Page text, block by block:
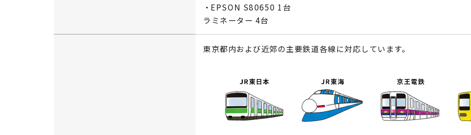
EPSON S80650 1台
ラミネーター 4台
東京都内および近郊の主要鉄道各線に対応しています。